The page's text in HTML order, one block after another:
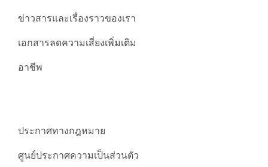
ข่าวสารและเรื่องราวของเรา
เอกสารลดความเสี่ยงเพิ่มเติม
อาชีพ
ประกาศทางกฎหมาย
ศูนย์ประกาศความเป็นส่วนตัว